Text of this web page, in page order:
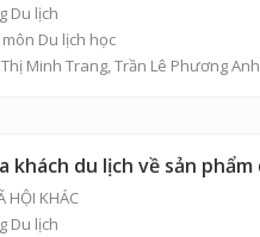
Du lịch
môn Du lịch học
Minh Trang,Trần Lê Phương Anh
khách du lịch về sản
HỘI KHÁC
Du lịch